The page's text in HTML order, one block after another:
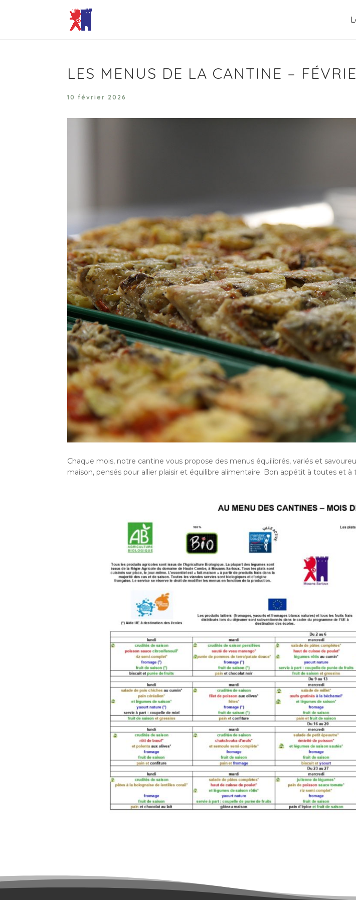
LES MENUS DE LA CANTINE –
10 février 2026
Chaque mois, notre cantine vous propose des menus équilibrés, variés et
maison, pensés pour allier plaisir et équilibre alimentaire. Bon appétit à toutes et à